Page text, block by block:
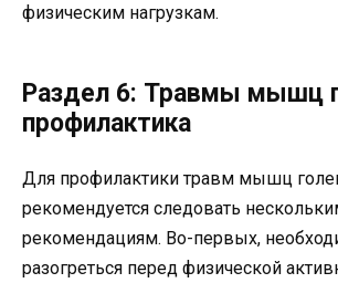
физическим нагрузкам.
Раздел 6: Травмы мышц
профилактика
Для профилактики травм мышц
рекомендуется следовать
рекомендациям. Во-первых,
разогреться перед физической